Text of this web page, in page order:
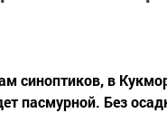
синоптиков, в
пасмурной. Без